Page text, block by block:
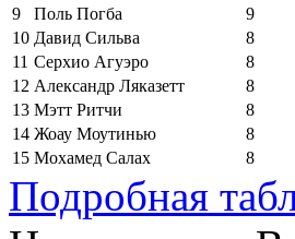
9
Поль Погба
9
10 Давид Сильва
8
11 Серхио Агуэро
8
12 Александр Ляказетт
8
13 Мэтт Ритчи
8
14 Жоау Моутинью
8
15 Мохамед Салах 8
Подробная